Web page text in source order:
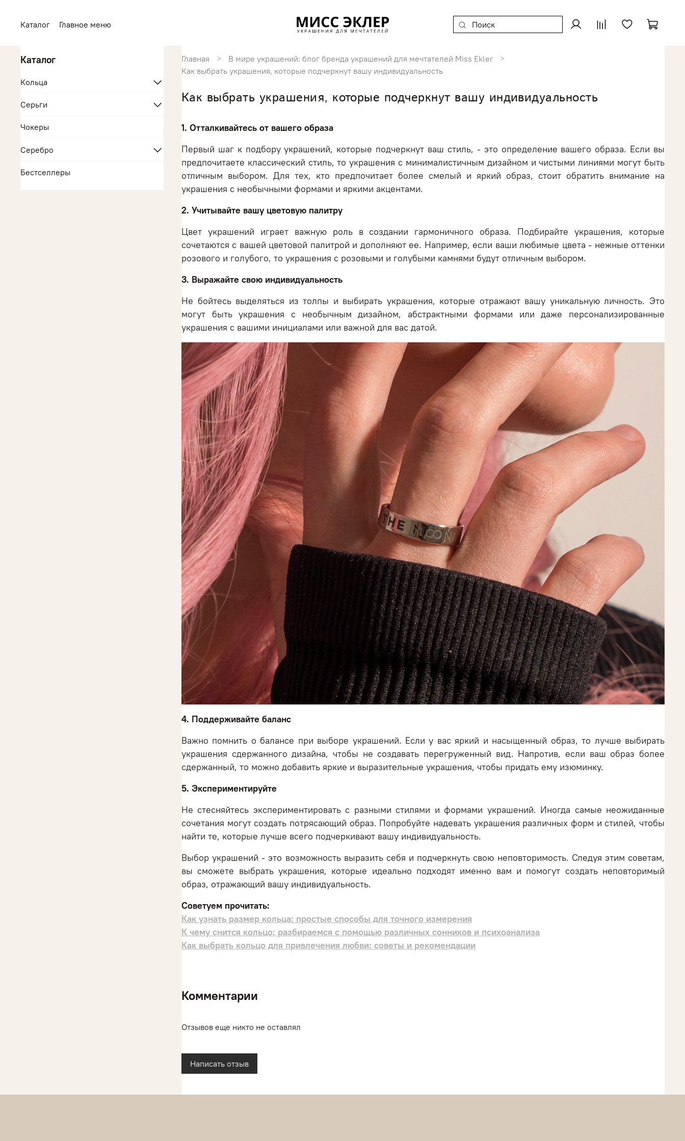
Каталог Главное меню
Главная
В мире украшений: блог бренда украшений для мечтателей Miss Ekler
Как выбрать украшения, которые подчеркнут вашу индивидуальность
Как выбрать украшения, которые подчеркнут вашу индивидуальность
1. Отталкивайтесь от вашего образа
Первый шаг к подбору украшений, которые подчеркнут ваш стиль, - это определение вашего образа. Если вы
предпочитаете классический стиль, то украшения с минималистичным дизайном и чистыми линиями могут быть
отличным выбором. Для тех, кто предпочитает более смелый и яркий образ, стоит обратить внимание на
украшения с необычными формами и яркими акцентами.
2. Учитывайте вашу цветовую палитру
Цвет украшений играет важную роль в создании гармоничного образа. Подбирайте украшения, которые
сочетаются с вашей цветовой палитрой и дополняют ее. Например, если ваши любимые цвета - нежные оттенки
розового и голубого, то украшения с розовыми и голубыми камнями будут отличным выбором.
3. Выражайте свою индивидуальность
Не бойтесь выделяться из толпы и выбирать украшения, которые отражают вашу уникальную личность. Это
могут быть украшения с необычным дизайном, абстрактными формами или даже персонализированные
украшения с вашими инициалами или важной для вас датой.
4. Поддерживайте баланс
Важно помнить о балансе при выборе украшений. Если у вас яркий и насыщенный образ, то лучше выбирать
украшения сдержанного дизайна, чтобы не создавать перегруженный вид. Напротив, если ваш образ более
сдержанный, то можно добавить яркие и выразительные украшения, чтобы придать ему изюминку.
5. Экспериментируйте
Не стесняйтесь экспериментировать с разными стилями и формами украшений. Иногда самые неожиданные
сочетания могут создать потрясающий образ. Попробуйте надевать украшения различных форм и стилей, чтобы
найти те, которые лучше всего подчеркивают вашу индивидуальность.
Выбор украшений - это возможность выразить себя и подчеркнуть свою неповторимость. Следуя этим советам,
вы сможете выбрать украшения, которые идеально подходят именно вам и помогут создать неповторимый
образ, отражающий вашу индивидуальность.
Советуем прочитать:
Как узнать размер кольца: простые способы для точного измерения
К чему снится кольцо: разбираемся с помощью различных сонников и психоанализа
Как выбрать кольцо для привлечения любви: советы и рекомендации
Комментарии
Отзывов еще никто не оставлял
Написать отзыв
Каталог
Кольца
Серьги
Чокеры
Серебро
Бестселлеры